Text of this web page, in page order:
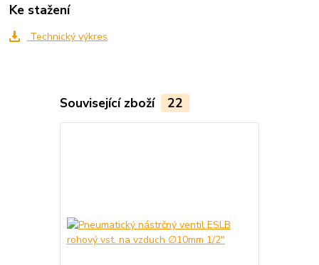
Ke stažení
Technický výkres
Související zboží 22